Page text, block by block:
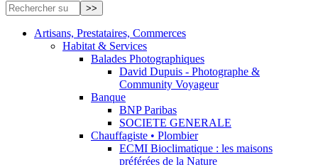
Artisans, Prestataires, Commerces
Habitat & Services
Balades Photographiques
David Dupuis - Photographe &
Community Voyageur
Banque
BNP Paribas
SOCIETE GENERALE
Chauffagiste • Plombier
ECMI Bioclimatique : les maisons
préférées de la Nature